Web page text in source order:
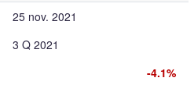
25 nov. 2021
3 Q 2021
-4.1%